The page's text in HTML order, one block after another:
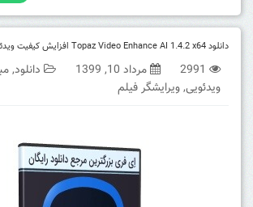
دانلود Topaz Video Enhance AI 1.4.2 x64 افزایش کیفیت ویدئوها
2991 مرداد 10, 1399 دانلود,
ویدئویی,ویرایشگر فیلم